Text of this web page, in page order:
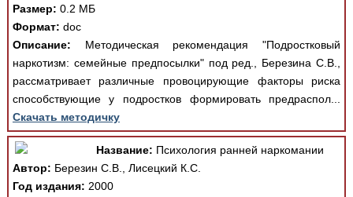
Размер: 0.2 МБ
Формат: doc
Описание: Методическая рекомендация "Подростковый
наркотизм: семейные предпосылки" под ред., Березина С.В.,
рассматривает различные провоцирующие факторы риска
способствующие у подростков формировать предраспол...
Скачать методичку
Название: Психология ранней наркомании
Автор: Березин С.В., Лисецкий К.С.
Год издания: 2000